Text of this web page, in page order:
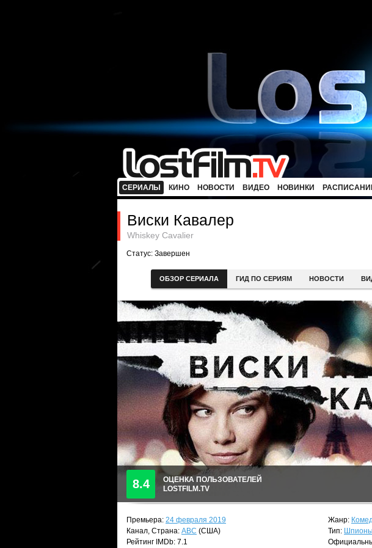
СЕРИАЛЫ КИНО НОВОСТИ ВИДЕО НОВИНКИ
Виски Кавалер
Whiskey Cavalier
Статус: Завершен
ОБЗОР СЕРИАЛА ГИД ПО СЕРИЯМ НОВОСТИ
8.4
ОЦЕНКА ПОЛЬЗОВАТЕЛЕЙ
LOSTFILM.TV
Премьера: 24 февраля 2019
Канал, Страна: ABC (США)
Рейтинг IMDb: 7.1
Жанр:
Тип: Шпионы